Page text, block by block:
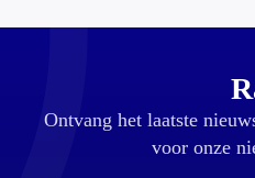
Ontvang het laatste
voor onze